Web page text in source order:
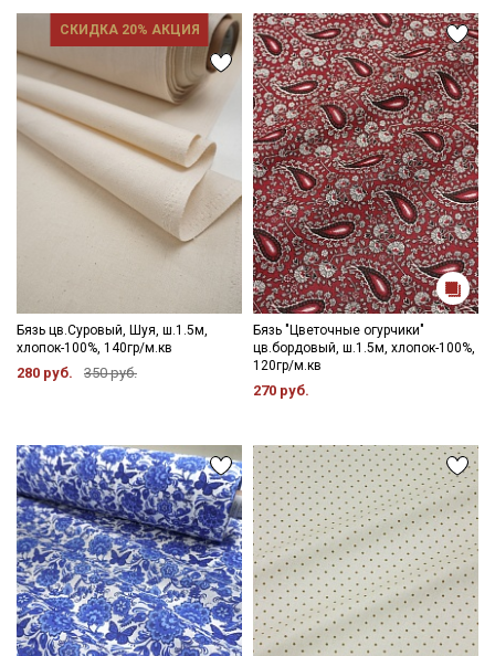
СКИДКА 20% АКЦИЯ
Бязь цв.Суровый, Шуя, ш.1.5м,
хлопок-100%, 140гр/м.кв
280 руб. 350 руб.
Бязь "Цветочные огурчики"
цв.бордовый, ш.1.5м, хлопок-100%,
120гр/м.кв
270 руб.